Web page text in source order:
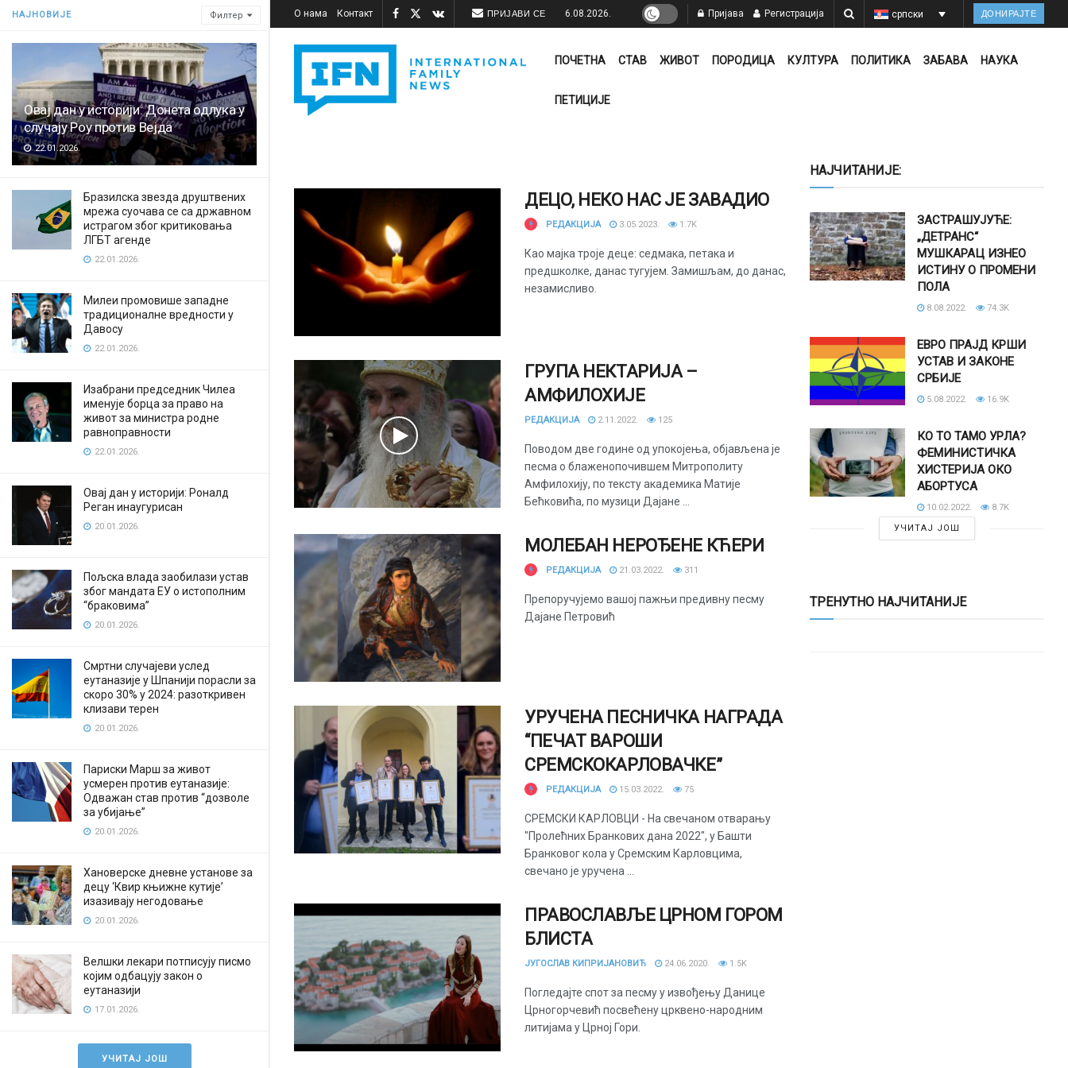
НАЈНОВИЈЕ Филтер
Овај дан у историји: Донета одлука у
случају Роу против Вејда
22.01.2026.
Бразилска звезда друштвених
мрежа суочава се са државном
истрагом због критиковања
ЛГБТ агенде
22.01.2026.
Милеи промовише западне
традиционалне вредности у
Давосу
22.01.2026.
Изабрани председник Чилеа
именује борца за право на
живот за министра родне
равноправности
22.01.2026.
Овај дан у историји: Роналд
Реган инаугурисан
20.01.2026.
Пољска влада заобилази устав
због мандата ЕУ о истополним
“браковима”
20.01.2026.
Смртни случајеви услед
еутаназије у Шпанији порасли за
скоро 30% у 2024: разоткривен
клизави терен
20.01.2026.
Париски Марш за живот
усмерен против еутаназије:
Одважан став против “дозволе
за убијање”
20.01.2026.
Хановерске дневне установе за
децу ‘Квир књижне кутије’
изазивају негодовање
20.01.2026.
Велшки лекари потписују писмо
којим одбацују закон о
еутаназији
17.01.2026.
УЧИТАЈ ЈОШ
О нама Контакт ПРИЈАВИ СЕ 6.08.2026. Пријава Регистрација српски ДОНИРАЈТЕ
ПОЧЕТНА СТАВ ЖИВОТ ПОРОДИЦА КУЛТУРА ПОЛИТИКА ЗАБАВА НАУКА
ПЕТИЦИЈЕ
ДЕЦО, НЕКО НАС ЈЕ ЗАВАДИО
РЕДАКЦИЈА 3.05.2023. 1.7K
Као мајка троје деце: седмака, петака и
предшколке, данас тугујем. Замишљам, до данас,
незамисливо.
ГРУПА НЕКТАРИЈА –
АМФИЛОХИЈЕ
РЕДАКЦИЈА 2.11.2022. 125
Поводом две године од упокојења, објављена је
песма о блаженопочившем Митрополиту
Амфилохију, по тексту академика Матије
Бећковића, по музици Дајане ...
МОЛЕБАН НЕРОЂЕНЕ КЋЕРИ
РЕДАКЦИЈА 21.03.2022. 311
Препоручујемо вашој пажњи предивну песму
Дајане Петровић
УРУЧЕНА ПЕСНИЧКА НАГРАДА
“ПЕЧАТ ВАРОШИ
СРЕМСКОКАРЛОВАЧКЕ”
РЕДАКЦИЈА 15.03.2022. 75
СРЕМСКИ КАРЛОВЦИ - На свечаном отварању
"Пролећних Бранкових дана 2022", у Башти
Бранковог кола у Сремским Карловцима,
свечано је уручена ...
ПРАВОСЛАВЉЕ ЦРНОМ ГОРОМ
БЛИСТА
ЈУГОСЛАВ КИПРИЈАНОВИЋ 24.06.2020. 1.5K
Погледајте спот за песму у извођењу Данице
Црногорчевић посвећену црквено-народним
литијама у Црној Гори.
НАЈЧИТАНИЈЕ:
ЗАСТРАШУЈУЋЕ:
„ДЕТРАНС“
МУШКАРАЦ ИЗНЕО
ИСТИНУ О ПРОМЕНИ
ПОЛА
8.08.2022. 74.3K
ЕВРО ПРАЈД КРШИ
УСТАВ И ЗАКОНЕ
СРБИЈЕ
5.08.2022. 16.9K
КО ТО ТАМО УРЛА?
ФЕМИНИСТИЧКА
ХИСТЕРИЈА ОКО
АБОРТУСА
10.02.2022.
8.7K
УЧИТАЈ ЈОШ
ТРЕНУТНО НАЈЧИТАНИЈЕ